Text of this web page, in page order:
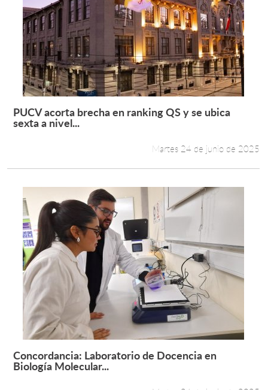
Leer más +
PUCV acorta brecha en ranking QS y se ubica
sexta a nivel...
Martes 24 de junio de 2025
Leer más +
Concordancia: Laboratorio de Docencia en
Biología Molecular...